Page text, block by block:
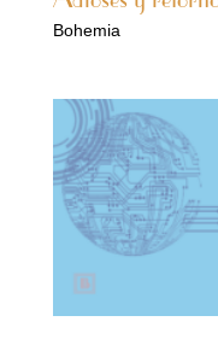
Bohemia